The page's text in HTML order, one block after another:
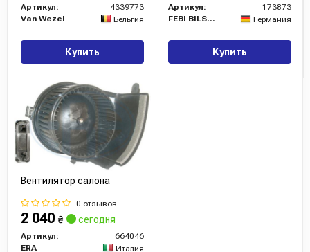
Артикул:
4339773
Van Wezel
Бельгия
Купить
Артикул:
173873
FEBI BILSTEIN
Германия
Купить
Вентилятор салона
0 отзывов
2 040 ₴ сегодня
Артикул:
664046
ERA
Италия